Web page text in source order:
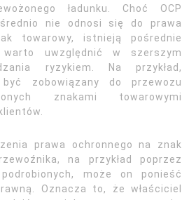
ładunku. Choć OCP
nie odnosi się do prawa
towarowy, istnieją pośrednie
warto uwzględnić w szerszym
ryzykiem. Na przykład,
zobowiązany do przewozu
znakami towarowymi
prawa ochronnego na znak
na przykład poprzez
może on ponieść
Oznacza to, że właściciel